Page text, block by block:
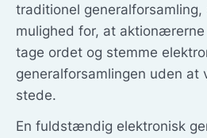
traditionel generalforsamling,
mulighed for, at
tage ordet og stemme
generalforsamlingen uden at
stede.
En fuldstændig elektronisk